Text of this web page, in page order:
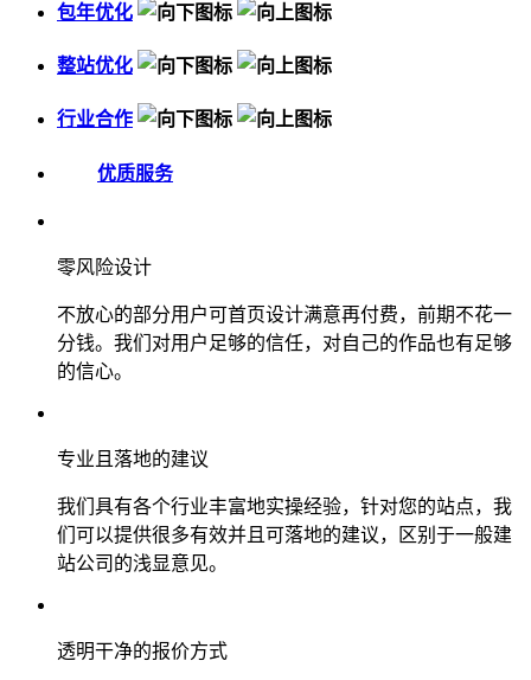
包年优化
整站优化
行业合作
优质服务
零风险设计
不放心的部分用户可首页设计满意再付费，前期不花一
分钱。我们对用户足够的信任，对自己的作品也有足够
的信心。
专业且落地的建议
我们具有各个行业丰富地实操经验，针对您的站点，我
们可以提供很多有效并且可落地的建议，区别于一般建
站公司的浅显意见。
透明干净的报价方式